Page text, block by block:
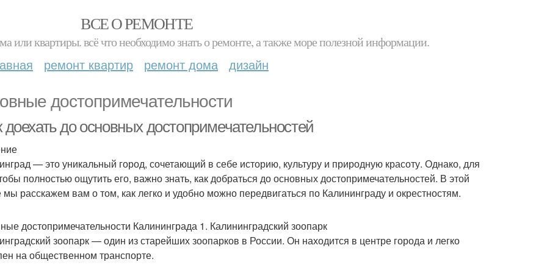
ВСЕ О РЕМОНТЕ
или квартиры. всё что необходимо знать о ремонте, а также море полезной информации.
ремонт квартир ремонт дома дизайн
достопримечательности
доехать до основных достопримечательностей
— это уникальный город, сочетающий в себе историю, культуру и природную красоту. Однако, для
полностью ощутить его, важно знать, как добраться до основных достопримечательностей. В этой
мы расскажем вам о том, как легко и удобно можно передвигаться по Калининграду и окрестностям.
достопримечательности Калининграда 1. Калининградский зоопарк
зоопарк — один из старейших зоопарков в России. Он находится в центре города и легко
на общественном транспорте.